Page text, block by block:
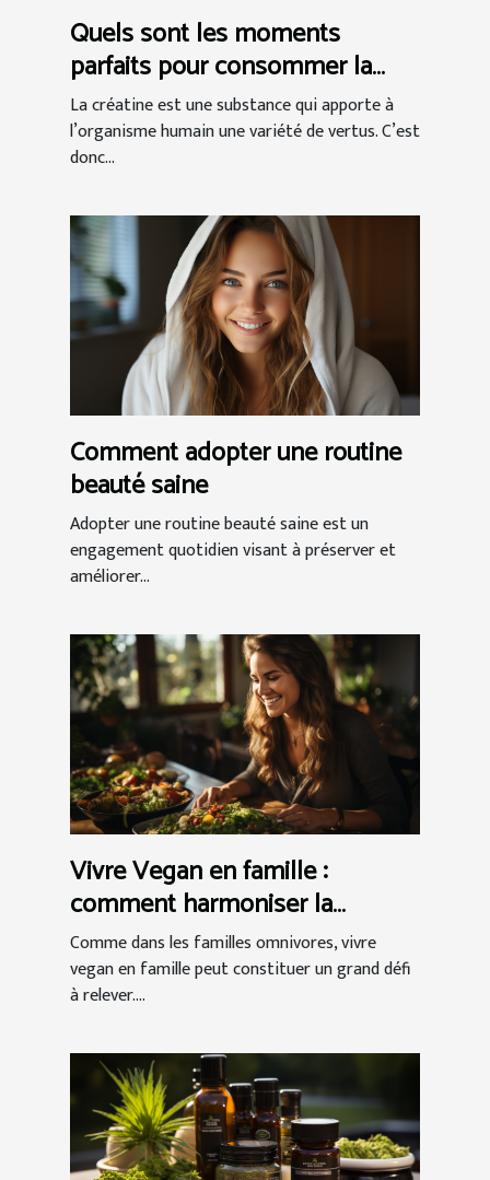
Quels sont les moments
parfaits pour consommer la
créatine ?
La créatine est une substance qui apporte à
l’organisme humain une variété de vertus. C’est
donc...
Comment adopter une routine
beauté saine
Adopter une routine beauté saine est un
engagement quotidien visant à préserver et
améliorer...
Vivre Vegan en famille :
comment harmoniser la
relation végétalienne réussie ?
Comme dans les familles omnivores, vivre
vegan en famille peut constituer un grand défi
à relever....